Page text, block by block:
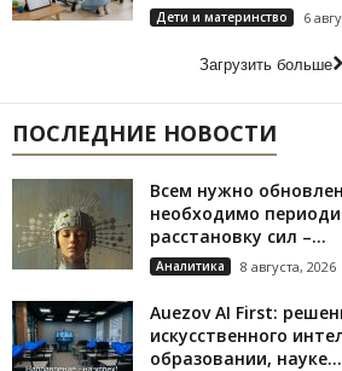
Дети и материнство 6
Загрузить больше
ПОСЛЕДНИЕ НОВОСТИ
Всем нужно
необходимо
расстановку сил –...
Аналитика 8 августа, 2026
Auezov AI First:
искусственного
образовании, науке...